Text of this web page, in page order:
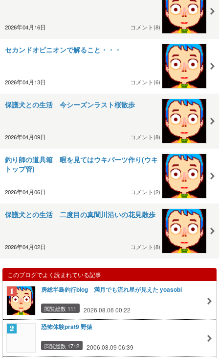
2026年04月16日 コメント(8)
セカンドオピニオンで解ること・・・
2026年04月13日 コメント(6)
保護犬との生活 今シーズンラスト桜散歩
2026年04月09日 コメント(8)
釣り師の道具箱 暇を見てはウキパーツ作り(ウキ
トップ管)
2026年04月06日 コメント(2)
保護犬との生活 二度目の真間川沿いの花見散歩
2026年04月02日 コメント(8)
このブログでよく読まれている記事
房総半島釣行blog 満月でも流れ星が見えた yoasobi
閲覧総数 111 2026.08.06 00:22
恐怖体験prat9 野猿
閲覧総数 1712 2006.08.09 06:39